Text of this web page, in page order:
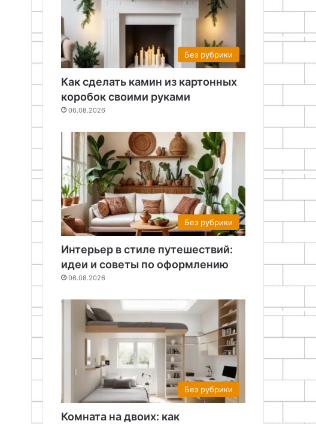
Без рубрики
Как сделать камин из картонных
коробок своими руками
06.08.2026
Без рубрики
Интерьер в стиле путешествий:
идеи и советы по оформлению
06.08.2026
Без рубрики
Комната на двоих: как